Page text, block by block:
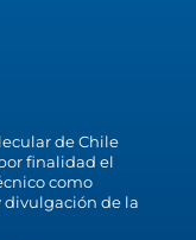
de Chile
finalidad el
como
divulgación de la